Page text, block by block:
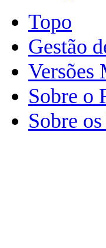
Topo
Gestão
Versões
Sobre o
Sobre